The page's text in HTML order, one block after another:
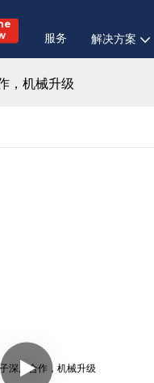
服务 解决方案
，机械升级